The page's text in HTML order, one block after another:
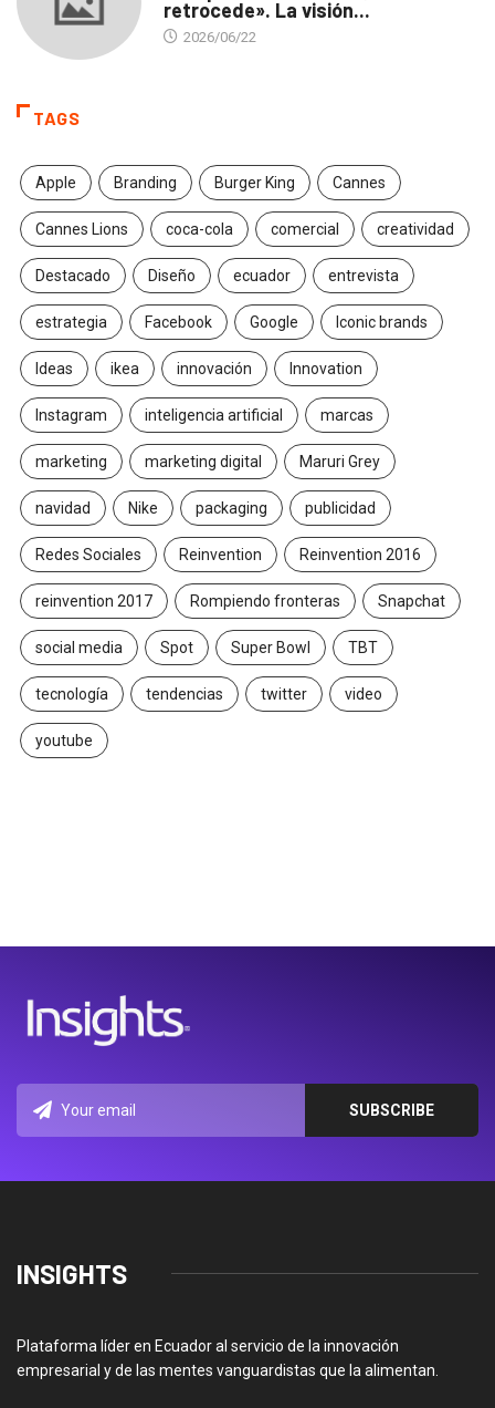
retrocede». La visión...
2026/06/22
TAGS
Apple Branding Burger King Cannes
Cannes Lions coca-cola comercial creatividad
Destacado Diseño ecuador entrevista
estrategia Facebook Google Iconic brands
Ideas ikea innovación Innovation
Instagram inteligencia artificial marcas
marketing marketing digital Maruri Grey
navidad Nike packaging publicidad
Redes Sociales Reinvention Reinvention 2016
reinvention 2017 Rompiendo fronteras Snapchat
social media Spot Super Bowl TBT
tecnología tendencias twitter video
youtube
INSIGHTS
Plataforma líder en Ecuador al servicio de la innovación
empresarial y de las mentes vanguardistas que la alimentan.